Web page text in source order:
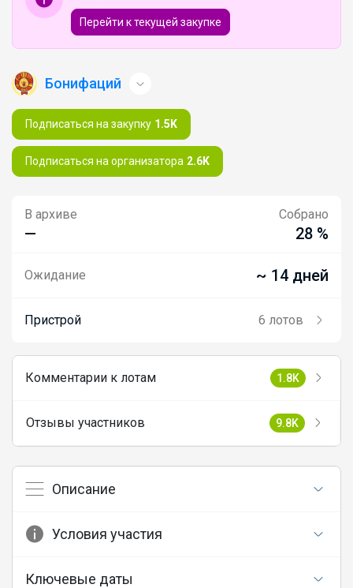
Перейти к текущей закупке
Бонифаций
Подписаться на закупку 1.5K
Подписаться на организатора 2.6K
В архиве
—
Собрано
28 %
Ожидание ~ 14 дней
Пристрой 6 лотов
Комментарии к лотам 1.8K
Отзывы участников 9.8K
Описание
Условия участия
Ключевые даты